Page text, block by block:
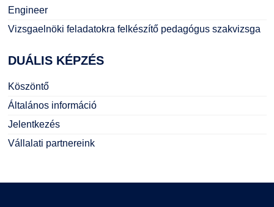
Engineer
Vizsgaelnöki feladatokra felkészítő pedagógus szakvizsga
DUÁLISKÉPZÉS
Köszöntő
Általános információ
Jelentkezés
Vállalati partnereink